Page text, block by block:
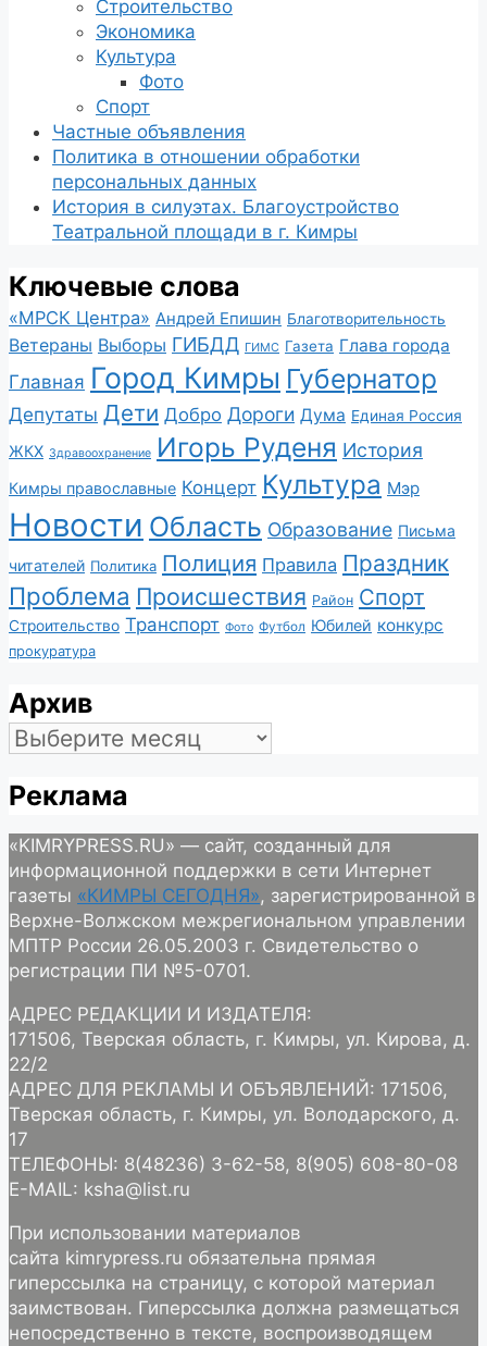
Строительство
Экономика
Культура
Фото
Спорт
Частные объявления
Политика в отношении обработки
персональных данных
История в силуэтах. Благоустройство
Театральной площади в г. Кимры
Ключевые слова
«МРСК Центра» Андрей Епишин Благотворительность
Ветераны Выборы ГИБДД ГИМС Газета Глава города
Главная Город Кимры Губернатор
Депутаты Дети Добро Дороги Дума Единая Россия
ЖКХ Здравоохранение Игорь Руденя История
Кимры православные Концерт Культура Мэр
Новости Область Образование Письма
читателей Политика Полиция Правила Праздник
Проблема Происшествия Район Спорт
Строительство Транспорт Фото Футбол Юбилей конкурс
прокуратура
Архив
Архив
Реклама
«KIMRYPRESS.RU» — сайт, созданный для
информационной поддержки в сети Интернет
газеты «КИМРЫ СЕГОДНЯ», зарегистрированной в
Верхне-Волжском межрегиональном управлении
МПТР России 26.05.2003 г. Свидетельство о
регистрации ПИ №5-0701.
АДРЕС РЕДАКЦИИ И ИЗДАТЕЛЯ:
171506, Тверская область, г. Кимры, ул. Кирова, д.
22/2
АДРЕС ДЛЯ РЕКЛАМЫ И ОБЪЯВЛЕНИЙ: 171506,
Тверская область, г. Кимры, ул. Володарского, д.
17
ТЕЛЕФОНЫ: 8(48236) 3-62-58, 8(905) 608-80-08
E-MAIL: ksha@list.ru
При использовании материалов
сайта kimrypress.ru обязательна прямая
гиперссылка на страницу, с которой материал
заимствован. Гиперссылка должна размещаться
непосредственно в тексте, воспроизводящем